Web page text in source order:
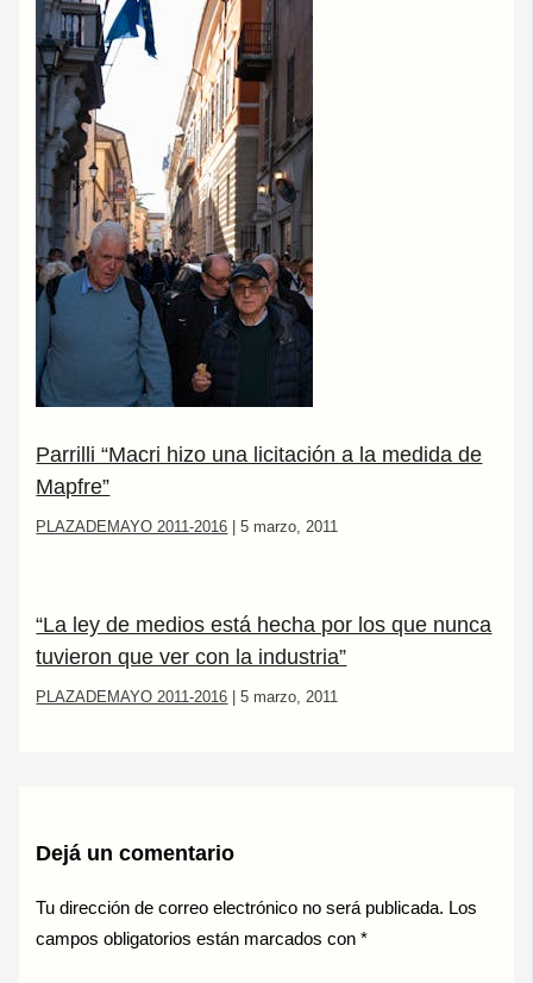
Parrilli “Macri hizo una licitación a la medida de
Mapfre”
PLAZADEMAYO 2011-2016 |5 marzo, 2011
“La ley de medios está hecha por los que nunca
tuvieron que ver con la industria”
PLAZADEMAYO 2011-2016 |5 marzo, 2011
Dejá un comentario
Tu dirección de correo electrónico no será publicada. Los
campos obligatorios están marcados con*